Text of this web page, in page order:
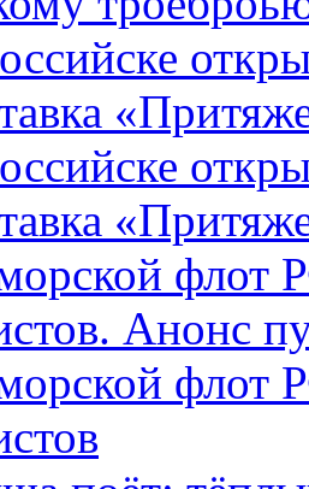
флот
Анонс
флот